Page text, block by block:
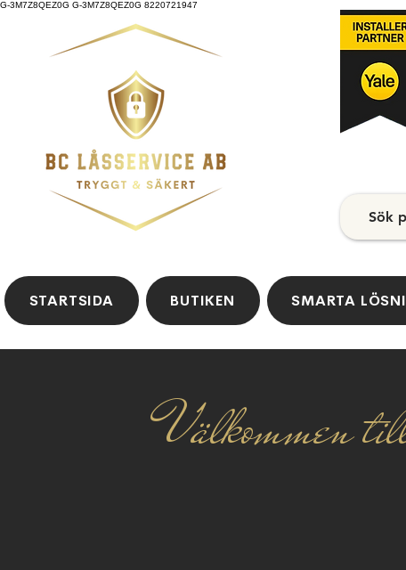
G-3M7Z8QEZ0G G-3M7Z8QEZ0G 8220721947
Sök
STARTSIDA BUTIKEN SMARTA
Välkommen